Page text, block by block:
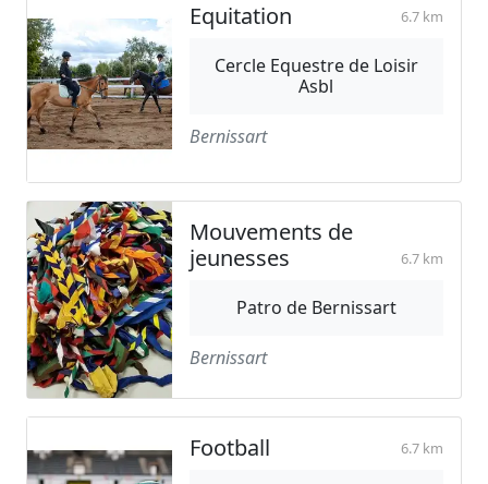
Equitation 6.7 km
Cercle Equestre de Loisir
Asbl
Bernissart
Mouvements de
jeunesses
6.7 km
Patro de Bernissart
Bernissart
Football 6.7 km